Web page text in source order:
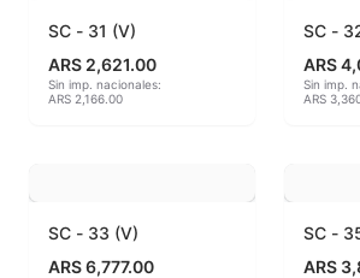
Materias primas
MAYCO BRUSHES
MAYCO DESIGNER LINER
SC - 31 (V)
ARS 2,621.00
Sin imp. nacionales:
ARS 2,166.00
SC -
ARS
Sin imp.
ARS
SC - 33 (V)
ARS 6,777.00
SC -
ARS